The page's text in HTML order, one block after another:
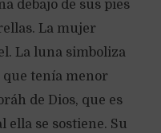
debajo de sus pies
La mujer
La luna simboliza
que tenía menor
de Dios, que es
ella se sostiene. Su